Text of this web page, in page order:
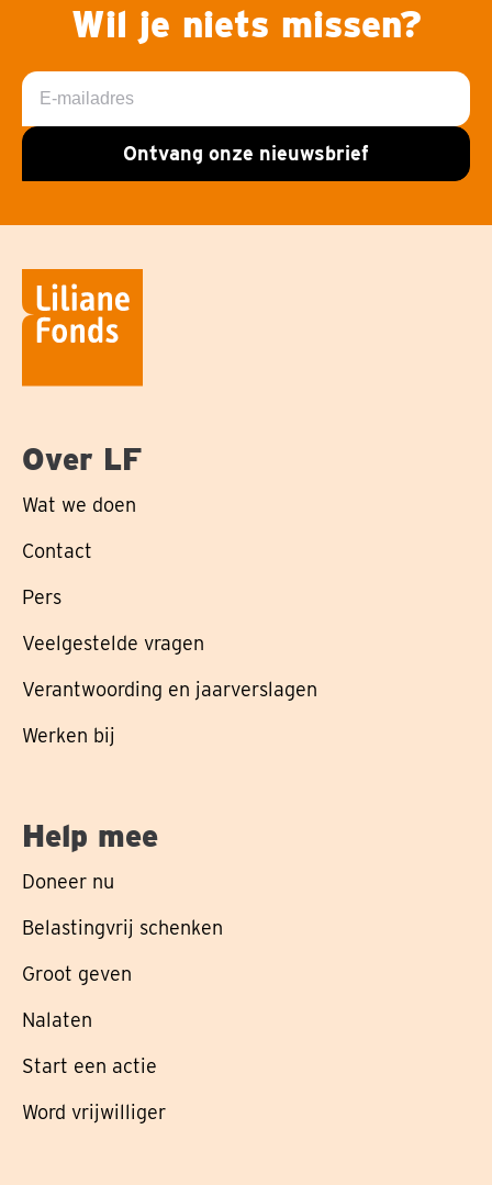
Wil je niets missen?
E-
mailadres
Ontvang onze nieuwsbrief
Over LF
Wat we doen
Contact
Pers
Veelgestelde vragen
Verantwoording en jaarverslagen
Werken bij
Help mee
Doneer nu
Belastingvrij schenken
Groot geven
Nalaten
Start een actie
Word vrijwilliger